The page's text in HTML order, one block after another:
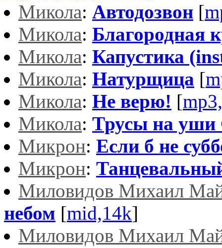
Микола: Автодозвон [
Микола: Благородная
Микола: Капустика
Микола: Натурщица [
Микола: Не верю! [
Микола: Трусы на уши
Микрон: Если б не
Микрон:
Миловидов Михаил
небом [mid,14k]
Миловидов Михаил